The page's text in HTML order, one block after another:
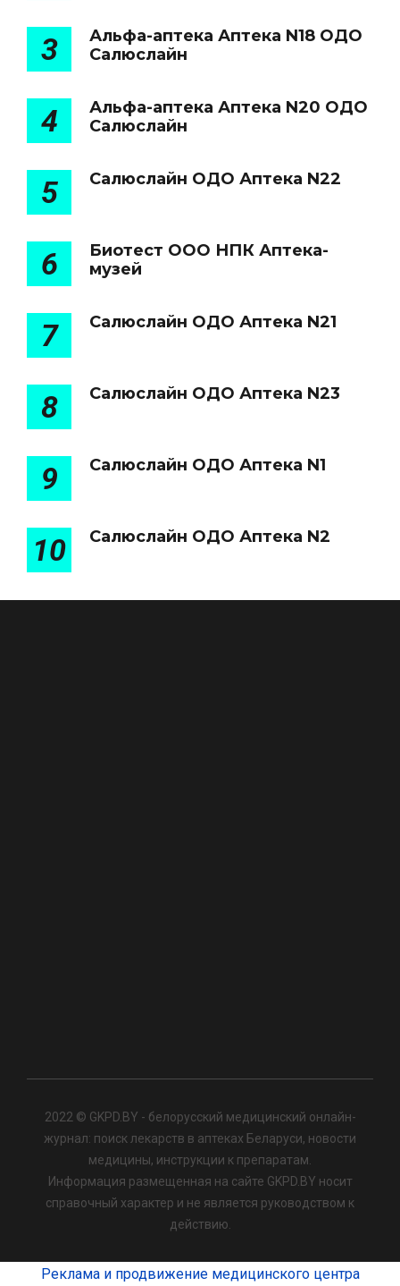
3
Альфа-аптека Аптека N18 ОДО
Салюслайн
4
Альфа-аптека Аптека N20 ОДО
Салюслайн
5 Салюслайн ОДО Аптека N22
6
Биотест ООО НПК Аптека-
музей
7 Салюслайн ОДО Аптека N21
8 Салюслайн ОДО Аптека N23
9 Салюслайн ОДО Аптека N1
10 Салюслайн ОДО Аптека N2
2022 © GKPD.BY - белорусский медицинский онлайн-
журнал: поиск лекарств в аптеках Беларуси, новости
медицины, инструкции к препаратам.
Информация размещенная на сайте GKPD.BY носит
справочный характер и не является руководством к
действию.
Реклама и продвижение медицинского центра